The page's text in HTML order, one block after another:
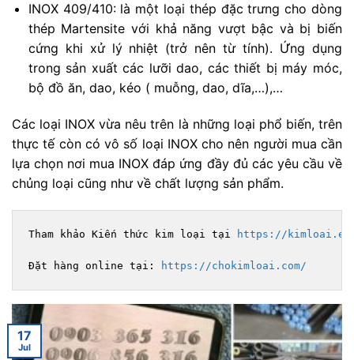
INOX 409/410: là một loại thép đặc trưng cho dòng
thép Martensite với khả năng vượt bậc và bị biến
cứng khi xử lý nhiệt (trở nên từ tính). Ứng dụng
trong sản xuất các lưỡi dao, các thiết bị máy móc,
bộ đồ ăn, dao, kéo ( muỗng, dao, dĩa,…),…
Các loại INOX vừa nêu trên là những loại phổ biến, trên
thực tế còn có vô số loại INOX cho nên người mua cần
lựa chọn nơi mua INOX đáp ứng đầy đủ các yêu cầu về
chủng loại cũng như về chất lượng sản phẩm.
Tham khảo Kiến thức kim loại tại https://
Đặt hàng online tại: https://chokimloai.com/
17
Jul